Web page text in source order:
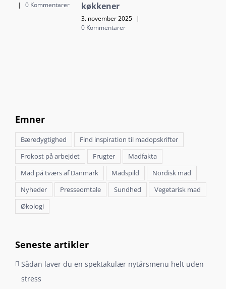
|
0 Kommentarer
køkkener
3. november 2025 |
0 Kommentarer
Emner
Bæredygtighed
Find inspiration til madopskrifter
Frokost på arbejdet
Frugter
Madfakta
Mad på tværs af Danmark
Madspild
Nordisk mad
Nyheder
Presseomtale Sundhed
Vegetarisk mad
Økologi
Seneste artikler
Sådan laver du en spektakulær nytårsmenu helt uden
stress